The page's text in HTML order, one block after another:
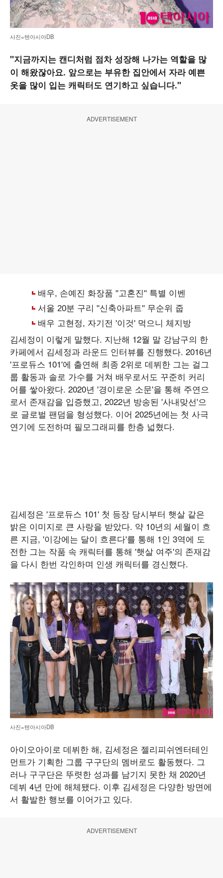
사진=텐아시아DB
"지금까지는 캔디처럼 점차 성장해 나가는 역할을 많
이 해왔잖아요. 앞으로는 부유한 집안에서 자라 예쁜
옷을 많이 입는 캐릭터도 연기하고 싶습니다."
ADVERTISEMENT
김세정이 이렇게 말했다. 지난해 12월 말 강남구의 한
카페에서 김세정과 라운드 인터뷰를 진행했다. 2016년
'프로듀스 101'에 출연해 최종 2위로 데뷔한 그는 걸그
룹 활동과 솔로 가수를 거쳐 배우로서도 꾸준히 커리
어를 쌓아왔다. 2020년 '경이로운 소문'을 통해 주연으
로서 존재감을 입증했고, 2022년 방송된 '사내맞선'으
로 글로벌 팬덤을 형성했다. 이어 2025년에는 첫 사극
연기에 도전하며 필모그래피를 한층 넓혔다.
김세정은 '프로듀스 101' 첫 등장 당시부터 햇살 같은
밝은 이미지로 큰 사랑을 받았다. 약 10년의 세월이 흐
른 지금, '이강에는 달이 흐른다'를 통해 1인 3역에 도
전한 그는 작품 속 캐릭터를 통해 '햇살 여주'의 존재감
을 다시 한번 각인하며 인생 캐릭터를 경신했다.
사진=텐아시아DB
아이오아이로 데뷔한 해, 김세정은 젤리피쉬엔터테인
먼트가 기획한 그룹 구구단의 멤버로도 활동했다. 그
러나 구구단은 뚜렷한 성과를 남기지 못한 채 2020년
데뷔 4년 만에 해체됐다. 이후 김세정은 다양한 방면에
서 활발한 행보를 이어가고 있다.
ADVERTISEMENT